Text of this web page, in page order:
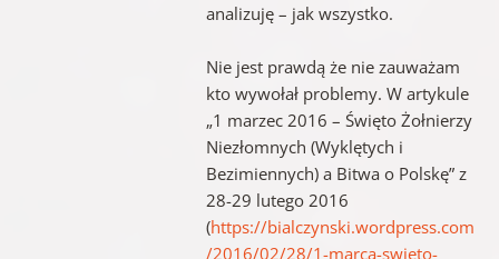
analizuję – jak wszystko.
Nie jest prawdą że nie zauważam
kto wywołał problemy. W artykule
„1 marzec 2016 – Święto Żołnierzy
Niezłomnych (Wyklętych i
Bezimiennych) a Bitwa o Polskę” z
28-29 lutego 2016
(https://bialczynski.wordpress.com
/2016/02/28/1-marca-swieto-